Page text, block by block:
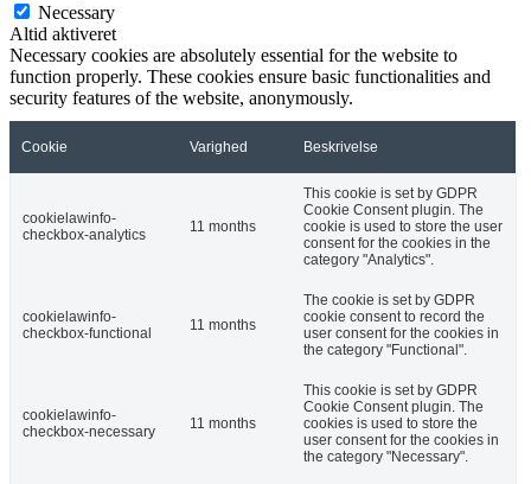
Necessary
Altid aktiveret
Necessary cookies are absolutely essential for the website to
function properly. These cookies ensure basic functionalities and
security features of the website, anonymously.
Cookie Varighed Beskrivelse
cookielawinfo-
checkbox-analytics
11 months
This cookie is set by GDPR
Cookie Consent plugin. The
cookie is used to store the user
consent for the cookies in the
category "Analytics".
cookielawinfo-
checkbox-functional
11 months
The cookie is set by GDPR
cookie consent to record the
user consent for the cookies in
the category "Functional".
cookielawinfo-
checkbox-necessary
11 months
This cookie is set by GDPR
Cookie Consent plugin. The
cookies is used to store the
user consent for the cookies in
the category "Necessary".